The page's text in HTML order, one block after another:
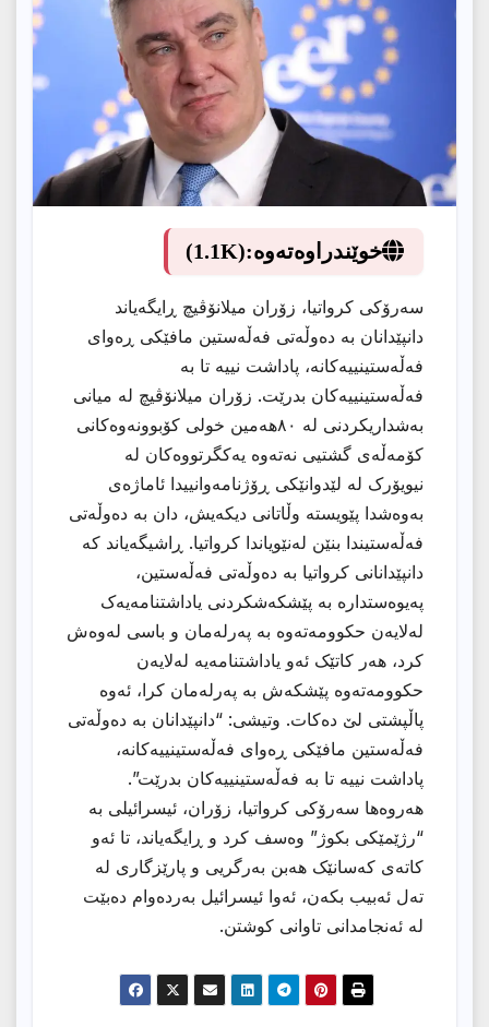
خوێندراوەتەوە:(1.1K)
سەرۆکی کرواتیا، زۆران میلانۆڤیچ ڕایگەیاند
دانپێدانان بە دەوڵەتی فەڵەستین مافێکی ڕەوای
فەڵەستینییەکانە، پاداشت نییە تا بە
فەڵەستینییەکان بدرێت. زۆران میلانۆڤیچ لە میانی
بەشداریکردنی لە ٨٠ھەمین خولی کۆبوونەوەکانی
کۆمەڵەی گشتیی نەتەوە یەکگرتووەکان لە
نیویۆرک لە لێدوانێکی ڕۆژنامەوانییدا ئاماژەی
بەوەشدا پێویستە وڵاتانی دیکەیش، دان بە دەوڵەتی
فەڵەستیندا بنێن لەنێویاندا کرواتیا. ڕاشیگەیاند کە
دانپێدانانی کرواتیا بە دەوڵەتی فەڵەستین،
پەیوەستدارە بە پێشکەشکردنی یاداشتنامەیەک
لەلایەن حکوومەتەوە بە پەرلەمان و باسی لەوەش
کرد، ھەر کاتێک ئەو یاداشتنامەیە لەلایەن
حکوومەتەوە پێشکەش بە پەرلەمان کرا، ئەوە
پاڵپشتی لێ دەکات. وتیشی: “دانپێدانان بە دەوڵەتی
فەڵەستین مافێکی ڕەوای فەڵەستینییەکانە،
پاداشت نییە تا بە فەڵەستینییەکان بدرێت”.
ھەروەھا سەرۆکی کرواتیا، زۆران، ئیسرائیلی بە
“رژێمێکی بکوژ” وەسف کرد و ڕایگەیاند، تا ئەو
کاتەی کەسانێک ھەبن بەرگریی و پارێزگاری لە
تەل ئەبیب بکەن، ئەوا ئیسرائیل بەردەوام دەبێت
لە ئەنجامدانی تاوانی کوشتن.